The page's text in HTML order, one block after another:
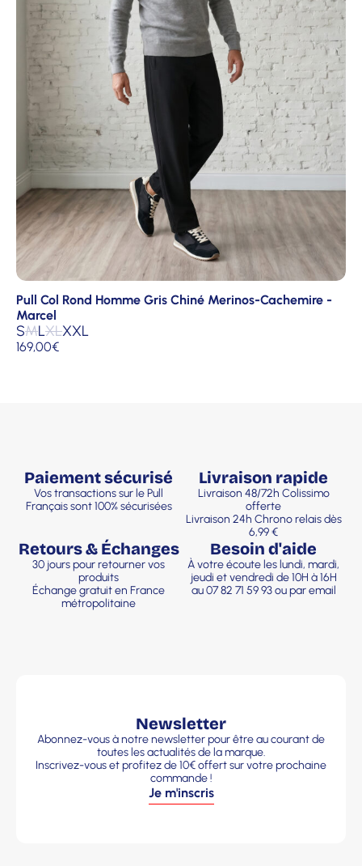
Pull Col Rond Homme Gris Chiné Merinos-Cachemire -
Marcel
SMLXLXXL
169,00€
Paiement sécurisé
Vos transactions sur le Pull
Français sont 100% sécurisées
Livraison rapide
Livraison 48/72h Colissimo
offerte
Livraison 24h Chrono relais dès
6,99 €
Retours & Échanges
30 jours pour retourner vos
produits
Échange gratuit en France
métropolitaine
Besoin d'aide
À votre écoute les lundi, mardi,
jeudi et vendredi de 10H à 16H
au 07 82 71 59 93 ou par email
Newsletter
Abonnez-vous à notre newsletter pour être au courant de
toutes les actualités de la marque.
Inscrivez-vous et profitez de 10€ offert sur votre prochaine
commande !
Je m'inscris